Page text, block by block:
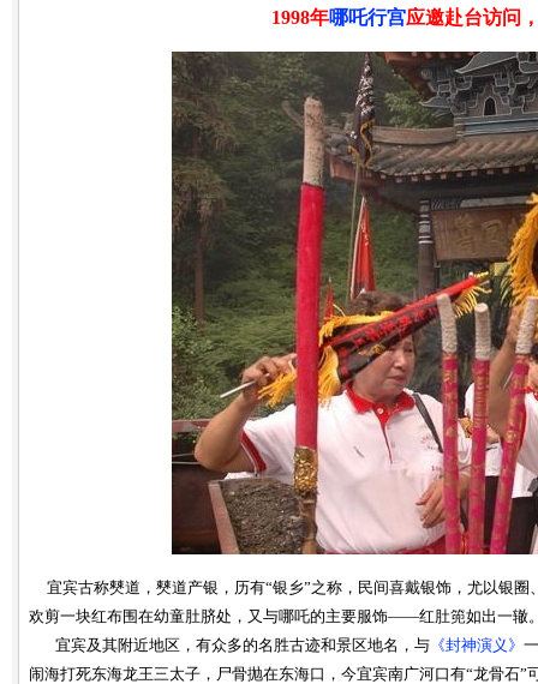
1998年哪吒行宫应邀赴台访问
宜宾古称僰道，僰道产银，历有“银乡”之称，民间喜戴银饰，尤以银
欢剪一块红布围在幼童肚脐处，又与哪吒的主要服饰——红肚篼如出一辙
宜宾及其附近地区，有众多的名胜古迹和景区地名，与 《封神演义》
闹海打死东海龙王三太子，尸骨抛在东海口，今宜宾南广河口有“龙骨石